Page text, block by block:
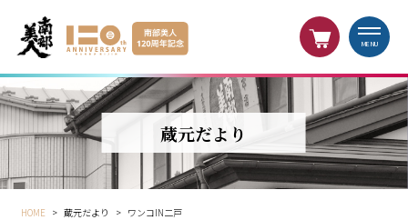
MENU
蔵元だより
HOME > 蔵元だより > ワンコIN二戸